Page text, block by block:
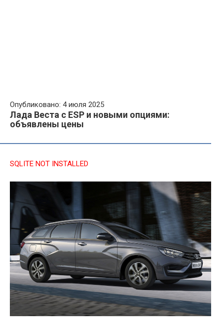
Опубликовано: 4 июля 2025
Лада Веста с ESP и новыми опциями:
объявлены цены
SQLITE NOT INSTALLED